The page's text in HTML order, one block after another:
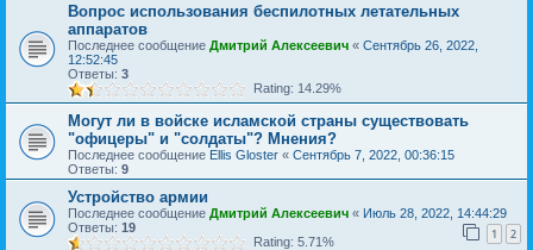
Вопрос использования беспилотных летательных
аппаратов
Последнее сообщение Дмитрий Алексеевич « Сентябрь 26, 2022,
12:52:45
Ответы: 3
Rating: 14.29%
Могут ли в войске исламской страны существовать
"офицеры" и "солдаты"? Мнения?
Последнее сообщение Ellis Gloster « Сентябрь 7, 2022, 00:36:15
Ответы: 9
Устройство армии
Последнее сообщение Дмитрий Алексеевич « Июль 28, 2022, 14:44:29
Ответы: 19 1 2
Rating: 5.71%